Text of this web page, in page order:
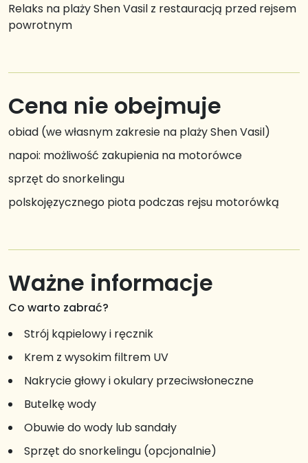
Relaks na plaży Shen Vasil z restauracją przed rejsem
powrotnym
Cena nie obejmuje
obiad (we własnym zakresie na plaży Shen Vasil)
napoi: możliwość zakupienia na motorówce
sprzęt do snorkelingu
polskojęzycznego piota podczas rejsu motorówką
Ważne informacje
Co warto zabrać?
Strój kąpielowy i ręcznik
Krem z wysokim filtrem UV
Nakrycie głowy i okulary przeciwsłoneczne
Butelkę wody
Obuwie do wody lub sandały
Sprzęt do snorkelingu (opcjonalnie)